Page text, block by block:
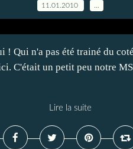
11.01.2010
Qui n'a pas été trainé du
C'était un petit peu notre
Lire la suite